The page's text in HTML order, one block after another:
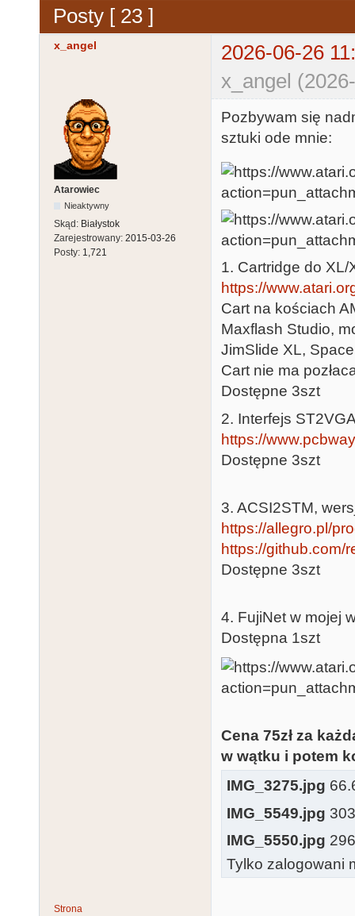
Posty [ 23 ]
x_angel
2026-06-26
x_angel
Atarowiec
Nieaktywny
Skąd: Białystok
Zarejestrowany: 2015-03-26
Posty: 1,721
Pozbywam się
sztuki ode mnie:
1. Cartridge do
https://
Cart na kościach
Maxflash Studio,
JimSlide XL,
Cart nie ma
Dostępne 3szt
2. Interfejs
https://
Dostępne 3szt
3. ACSI2STM,
https://allegro.pl/
https://github.com/
Dostępne 3szt
4. FujiNet w mojej
Dostępna 1szt
Cena 75zł za
w wątku i potem
IMG_3275.jpg
IMG_5549.jpg
IMG_5550.jpg
Tylko zalogowani
Strona